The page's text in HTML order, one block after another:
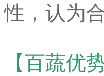
性，认为
【百蔬优势